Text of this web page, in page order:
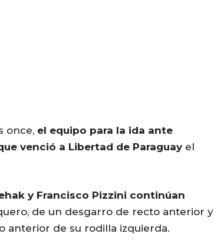
once, el equipo para la ida ante
venció a Libertad de Paraguay el
y Francisco Pizzini continúan
de un desgarro de recto anterior y
anterior de su rodilla izquierda.